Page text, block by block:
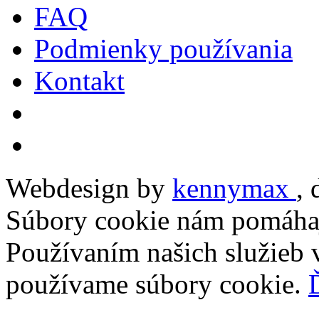
FAQ
Podmienky používania
Kontakt
Webdesign by kennymax ,
Súbory cookie nám
Používaním našich služieb
používame súbory cookie.